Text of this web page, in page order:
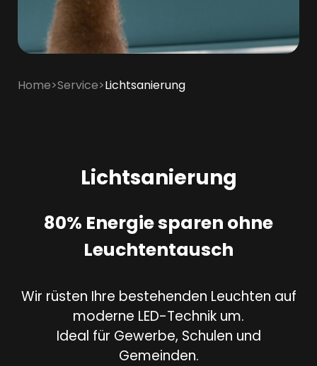
Home>Service>Lichtsanierung
Lichtsanierung
80% Energie sparen ohne
Leuchtentausch
Wir rüsten Ihre bestehenden Leuchten auf
moderne LED-Technik um.
Ideal für Gewerbe, Schulen und
Gemeinden.